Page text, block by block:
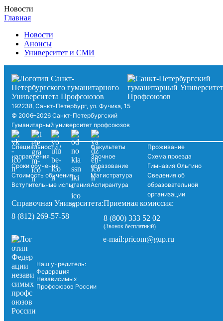
Новости
Главная
Новости
Анонсы
Университет и СМИ
192238, Санкт-Петербург, ул. Фучика, 15
© 2006–2026 Санкт-Петербургский
Гуманитарный университет профсоюзов
Специальности /
направления
Сроки обучения
Стоимость обучения
Вступительные испытания
Факультеты
Заочное
образование
Магистратура
Аспирантура
Проживание
Схема проезда
Гимназия Ольгино
Сведения об
образовательной
организации
Справочная Университета:
8 (812) 269-57-58
Приемная комиссия:
8 (800) 333 52 02
(Звонок бесплатный)
Наш учредитель:
Федерация
Независимых
Профсоюзов России
e-mail:pricom@gup.ru